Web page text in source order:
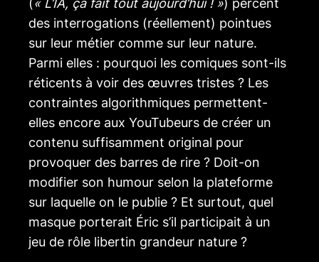
des interrogations (réellement) pointues
sur leur métier comme sur leur nature.
Parmi elles : pourquoi les comiques sont-ils
réticents à voir des œuvres tristes ? Les
contraintes algorithmiques permettent-
elles encore aux YouTubeurs de créer un
contenu suffisamment original pour
provoquer des barres de rire ? Doit-on
modifier son humour selon la plateforme
sur laquelle on le publie ? Et surtout, quel
masque porterait Éric s’il participait à un
jeu de rôle libertin grandeur nature ?